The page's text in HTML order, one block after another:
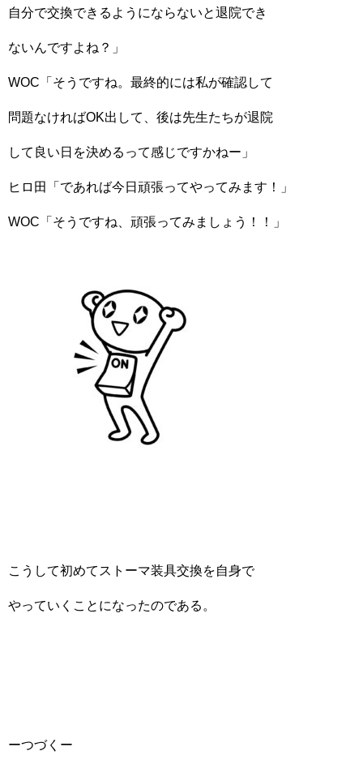
自分で交換できるようにならないと退院でき
ないんですよね？」
WOC「そうですね。最終的には私が確認して
問題なければOK出して、後は先生たちが退院
して良い日を決めるって感じですかねー」
ヒロ田「であれば今日頑張ってやってみます！」
WOC「そうですね、頑張ってみましょう！！」
こうして初めてストーマ装具交換を自身で
やっていくことになったのである。
ーつづくー